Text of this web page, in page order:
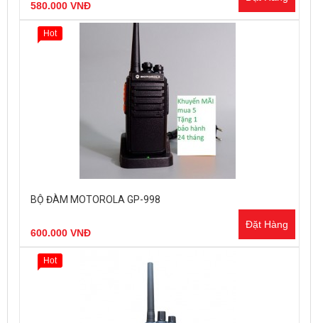
580.000 VNĐ
BỘ ĐÀM MOTOROLA GP-998
600.000 VNĐ
Đặt Hàng
Hot
Hot